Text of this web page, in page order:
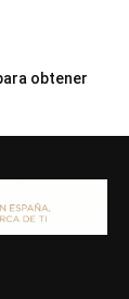
obtener